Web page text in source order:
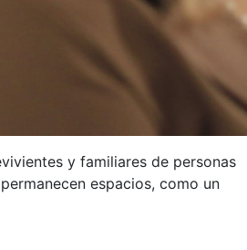
y familiares de personas
espacios, como un